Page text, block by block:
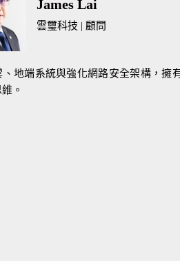
James Lai
雲璽科技 | 顧問
、地端系統與強化網路安全架構，擁
。